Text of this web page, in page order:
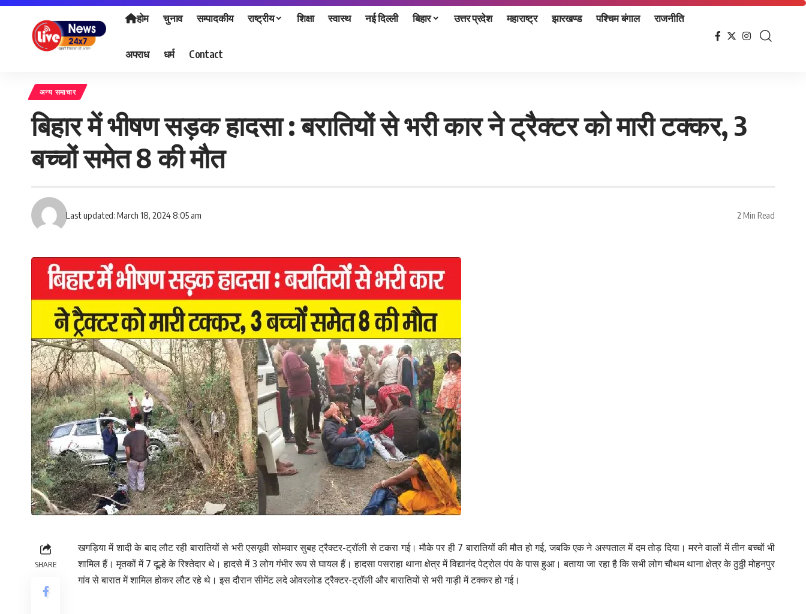
होम चुनाव सम्पादकीय राष्ट्रीय शिक्षा स्वास्थ नई दिल्ली बिहार उत्तर प्रदेश महाराष्ट्र झारखण्ड पश्चिम बंगाल राजनीति
अपराध धर्म Contact
अन्य समाचार
बिहार में भीषण सड़क हादसा : बरातियों से भरी कार ने ट्रैक्टर को मारी टक्कर, 3
बच्चों समेत 8 की मौत
Last updated: March 18, 2024 8:05 am 2 Min Read
SHARE
खगड़िया में शादी के बाद लौट रही बारातियों से भरी एसयूवी सोमवार सुबह ट्रैक्टर-ट्रॉली से टकरा गई। मौके पर ही 7 बारातियों की मौत हो गई, जबकि एक ने अस्पताल में दम तोड़ दिया। मरने वालों में तीन बच्चों भी
शामिल हैं। मृतकों में 7 दूल्हे के रिश्तेदार थे। हादसे में 3 लोग गंभीर रूप से घायल हैं। हादसा पसराहा थाना क्षेत्र में विद्यानंद पेट्रोल पंप के पास हुआ। बताया जा रहा है कि सभी लोग चौथम थाना क्षेत्र के ठुठ्ठी मोहनपुर
गांव से बारात में शामिल होकर लौट रहे थे। इस दौरान सीमेंट लदे ओवरलोड ट्रैक्टर-ट्रॉली और बारातियों से भरी गाड़ी में टक्कर हो गई।